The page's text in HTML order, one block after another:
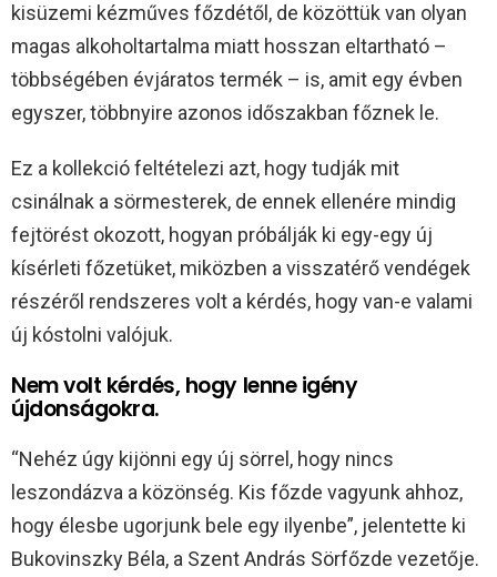
kisüzemi kézműves főzdétől, de közöttük van olyan
magas alkoholtartalma miatt hosszan eltartható –
többségében évjáratos termék – is, amit egy évben
egyszer, többnyire azonos időszakban főznek le.
Ez a kollekció feltételezi azt, hogy tudják mit
csinálnak a sörmesterek, de ennek ellenére mindig
fejtörést okozott, hogyan próbálják ki egy-egy új
kísérleti főzetüket, miközben a visszatérő vendégek
részéről rendszeres volt a kérdés, hogy van-e valami
új kóstolni valójuk.
Nem volt kérdés, hogy lenne igény
újdonságokra.
“Nehéz úgy kijönni egy új sörrel, hogy nincs
leszondázva a közönség. Kis főzde vagyunk ahhoz,
hogy élesbe ugorjunk bele egy ilyenbe”, jelentette ki
Bukovinszky Béla, a Szent András Sörfőzde vezetője.